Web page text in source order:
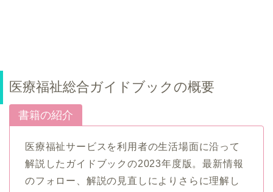
医療福祉総合ガイドブックの概要
書籍の紹介
医療福祉サービスを利用者の生活場面に沿って
解説したガイドブックの2023年度版。最新情報
のフォロー、解説の見直しによりさらに理解し